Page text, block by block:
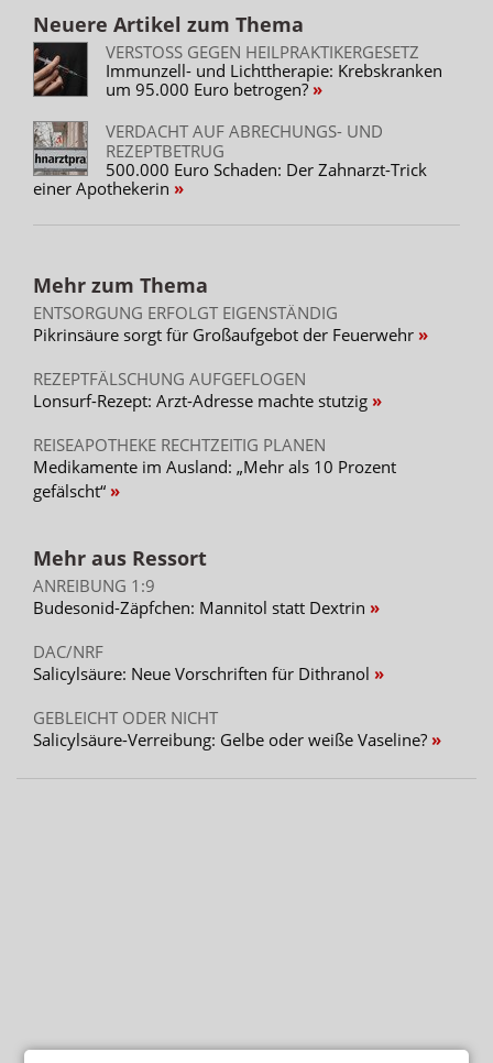
Neuere Artikel zum Thema
VERSTOSS GEGEN HEILPRAKTIKERGESETZ
Immunzell- und Lichttherapie: Krebskranken
um 95.000 Euro betrogen?
VERDACHT AUF ABRECHUNGS- UND
REZEPTBETRUG
500.000 Euro Schaden: Der Zahnarzt-Trick
einer Apothekerin
Mehr zum Thema
ENTSORGUNG ERFOLGT EIGENSTÄNDIG
Pikrinsäure sorgt für Großaufgebot der Feuerwehr
REZEPTFÄLSCHUNG AUFGEFLOGEN
Lonsurf-Rezept: Arzt-Adresse machte stutzig
REISEAPOTHEKE RECHTZEITIG PLANEN
Medikamente im Ausland: „Mehr als 10 Prozent
gefälscht“
Mehr aus Ressort
ANREIBUNG 1:9
Budesonid-Zäpfchen: Mannitol statt Dextrin
DAC/NRF
Salicylsäure: Neue Vorschriften für Dithranol
GEBLEICHT ODER NICHT
Salicylsäure-Verreibung: Gelbe oder weiße Vaseline?